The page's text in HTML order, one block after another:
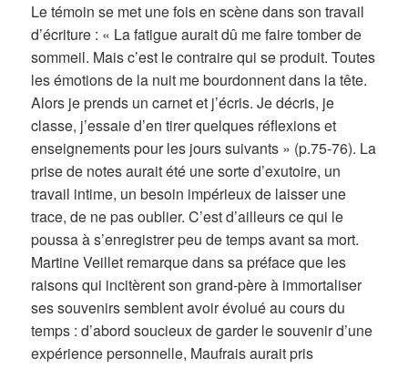
Le témoin se met une fois en scène dans son travail
d’écriture : « La fatigue aurait dû me faire tomber de
sommeil. Mais c’est le contraire qui se produit. Toutes
les émotions de la nuit me bourdonnent dans la tête.
Alors je prends un carnet et j’écris. Je décris, je
classe, j’essaie d’en tirer quelques réflexions et
enseignements pour les jours suivants » (p.75-76). La
prise de notes aurait été une sorte d’exutoire, un
travail intime, un besoin impérieux de laisser une
trace, de ne pas oublier. C’est d’ailleurs ce qui le
poussa à s’enregistrer peu de temps avant sa mort.
Martine Veillet remarque dans sa préface que les
raisons qui incitèrent son grand-père à immortaliser
ses souvenirs semblent avoir évolué au cours du
temps : d’abord soucieux de garder le souvenir d’une
expérience personnelle, Maufrais aurait pris